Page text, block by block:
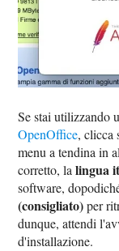
Se stai utilizzando
OpenOffice, clicca
menu a tendina in
corretto, lalingua
software,
(consigliato)per
dunque, attendi
d'installazione.